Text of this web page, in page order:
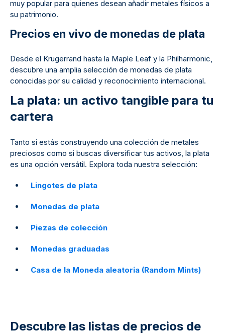
muy popular para quienes desean añadir metales físicos a
su patrimonio.
Precios en vivo de monedas de plata
Desde el Krugerrand hasta la Maple Leaf y la Philharmonic,
descubre una amplia selección de monedas de plata
conocidas por su calidad y reconocimiento internacional.
La plata: un activo tangible para tu
cartera
Tanto si estás construyendo una colección de metales
preciosos como si buscas diversificar tus activos, la plata
es una opción versátil. Explora toda nuestra selección:
Lingotes de plata
Monedas de plata
Piezas de colección
Monedas graduadas
Casa de la Moneda aleatoria (Random Mints)
Descubre las listas de precios de